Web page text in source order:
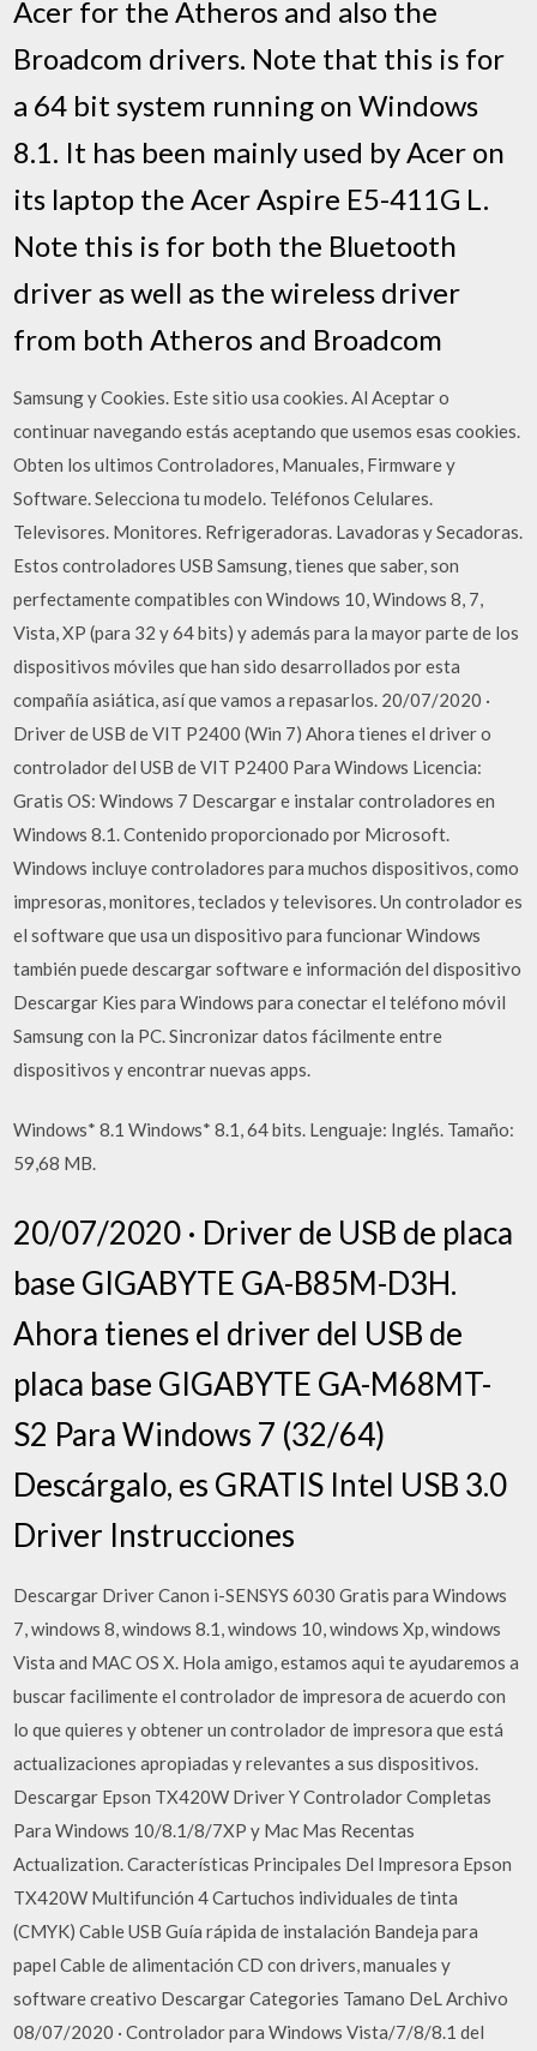
Acer for the Atheros and also the
Broadcom drivers. Note that this is for
a 64 bit system running on Windows
8.1. It has been mainly used by Acer on
its laptop the Acer Aspire E5-411G L.
Note this is for both the Bluetooth
driver as well as the wireless driver
from both Atheros and Broadcom
Samsung y Cookies. Este sitio usa cookies. Al Aceptar o
continuar navegando estás aceptando que usemos esas cookies.
Obten los ultimos Controladores, Manuales, Firmware y
Software. Selecciona tu modelo. Teléfonos Celulares.
Televisores. Monitores. Refrigeradoras. Lavadoras y Secadoras.
Estos controladores USB Samsung, tienes que saber, son
perfectamente compatibles con Windows 10, Windows 8, 7,
Vista, XP (para 32 y 64 bits) y además para la mayor parte de los
dispositivos móviles que han sido desarrollados por esta
compañía asiática, así que vamos a repasarlos. 20/07/2020 ·
Driver de USB de VIT P2400 (Win 7) Ahora tienes el driver o
controlador del USB de VIT P2400 Para Windows Licencia:
Gratis OS: Windows 7 Descargar e instalar controladores en
Windows 8.1. Contenido proporcionado por Microsoft.
Windows incluye controladores para muchos dispositivos, como
impresoras, monitores, teclados y televisores. Un controlador es
el software que usa un dispositivo para funcionar Windows
también puede descargar software e información del dispositivo
Descargar Kies para Windows para conectar el teléfono móvil
Samsung con la PC. Sincronizar datos fácilmente entre
dispositivos y encontrar nuevas apps.
Windows* 8.1 Windows* 8.1, 64 bits. Lenguaje: Inglés. Tamaño:
59,68 MB.
20/07/2020 · Driver de USB de placa
base GIGABYTE GA-B85M-D3H.
Ahora tienes el driver del USB de
placa base GIGABYTE GA-M68MT-
S2 Para Windows 7 (32/64)
Descárgalo, es GRATIS Intel USB 3.0
Driver Instrucciones
Descargar Driver Canon i-SENSYS 6030 Gratis para Windows
7, windows 8, windows 8.1, windows 10, windows Xp, windows
Vista and MAC OS X. Hola amigo, estamos aqui te ayudaremos a
buscar facilimente el controlador de impresora de acuerdo con
lo que quieres y obtener un controlador de impresora que está
actualizaciones apropiadas y relevantes a sus dispositivos.
Descargar Epson TX420W Driver Y Controlador Completas
Para Windows 10/8.1/8/7XP y Mac Mas Recentas
Actualization. Características Principales Del Impresora Epson
TX420W Multifunción 4 Cartuchos individuales de tinta
(CMYK) Cable USB Guía rápida de instalación Bandeja para
papel Cable de alimentación CD con drivers, manuales y
software creativo Descargar Categories Tamano DeL Archivo
08/07/2020 · Controlador para Windows Vista/7/8/8.1 del